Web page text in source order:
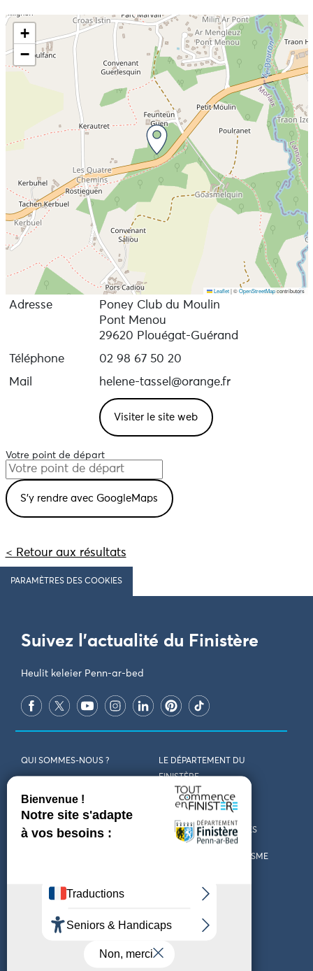
+
−
Leaflet |©OpenStreetMapcontributors
Adresse
Poney Club du Moulin
Pont Menou
29620 Plouégat-Guérand
Téléphone
02 98 67 50 20
Mail
helene-tassel@orange.fr
Visiter le site web
Votre point de départ
< Retour aux résultats
PARAMÈTRES DES COOKIES
Suivez l'actualité du Finistère
Heulit keleier Penn-ar-bed
QUI SOMMES-NOUS ?
LE DÉPARTEMENT DU
FINISTÈRE
REJOIGNEZ-NOUS VENIR EN FINISTÈRE
CONTACT CARTES ET BROCHURES
LES OFFICES DE TOURISME
D’ACCESSIBILITÉ